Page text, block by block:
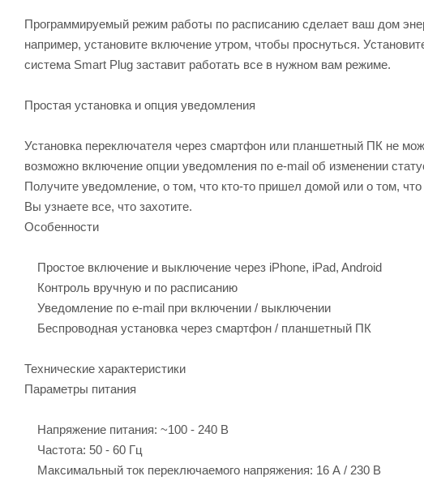
Программируемый режим работы по расписанию сделает ваш дом
например, установите включение утром, чтобы проснуться.
система Smart Plug заставит работать все в нужном вам режиме.
Простая установка и опция уведомления
Установка переключателя через смартфон или планшетный ПК не
возможно включение опции уведомления по e-mail об изменении
Получите уведомление, о том, что кто-то пришел домой или о том,
Вы узнаете все, что захотите.
Особенности
Простое включение и выключение через iPhone, iPad, Android
Контроль вручную и по расписанию
Уведомление по e-mail при включении / выключении
Беспроводная установка через смартфон / планшетный ПК
Технические характеристики
Параметры питания
Напряжение питания: ~100 - 240 В
Частота: 50 - 60 Гц
Максимальный ток переключаемого напряжения: 16 А / 230 В